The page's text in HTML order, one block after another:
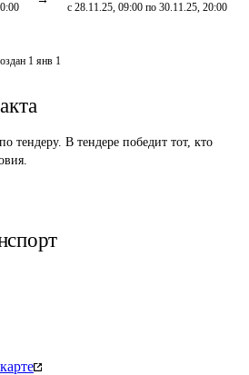
с 28.11.25, 09:00 по 30.11.25, 20:00
1 янв 1
тендеру. В тендере победит тот, кто